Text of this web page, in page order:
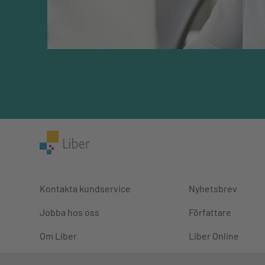
Kontakta kundservice
Jobba hos oss
Om Liber
Nyhetsbrev
Författare
Liber Online